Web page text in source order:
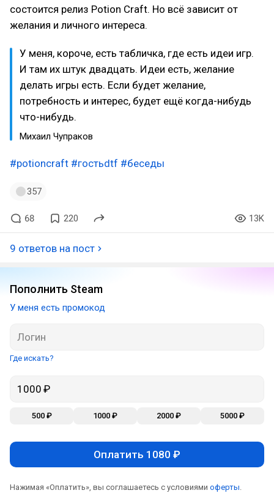
состоится релиз Potion Craft. Но всё зависит от
желания и личного интереса.
У меня, короче, есть табличка, где есть идеи игр.
И там их штук двадцать. Идеи есть, желание
делать игры есть. Если будет желание,
потребность и интерес, будет ещё когда-нибудь
что-нибудь.
Михаил Чупраков
#potioncraft #гостьdtf #беседы
357
68 220 13K
9 ответов на пост
Пополнить Steam
У меня есть промокод
Где искать?
500 ₽ 1000 ₽ 2000 ₽ 5000 ₽
Оплатить 1080 ₽
Нажимая «Оплатить», вы соглашаетесь с условиями оферты.